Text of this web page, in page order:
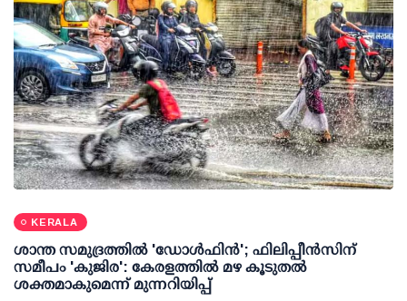
KERALA
ശാന്ത സമുദ്രത്തില്‍ 'ഡോള്‍ഫിന്‍'; ഫിലിപ്പീന്‍സിന്
സമീപം 'കുജിര': കേരളത്തില്‍ മഴ കൂടുതല്‍
ശക്തമാകുമെന്ന് മുന്നറിയിപ്പ്